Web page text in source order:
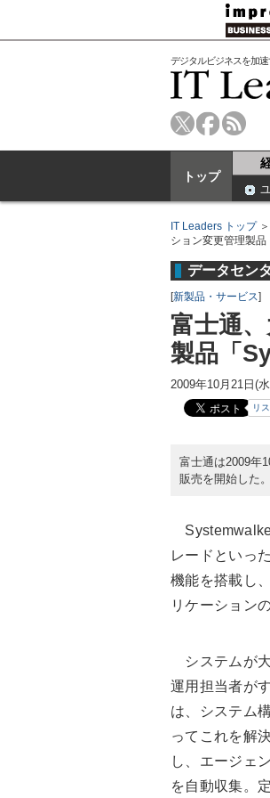
デジタルビジネスを加
トップ
IT Leaders トップ＞
ション変更管理製
データセン
[新製品・サービス]
富士通
製品「
2009年10月21日(
リ
富士通は2009年
販売を開始した
レードといっ
機能を搭載し
リケーション
システムが
運用担当者が
は、システム
ってこれを解
し、エージェ
を自動収集。